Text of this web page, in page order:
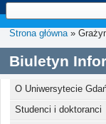
Strona główna»
Biuletyn
O Uniwersytecie
Studenci i doktoranci